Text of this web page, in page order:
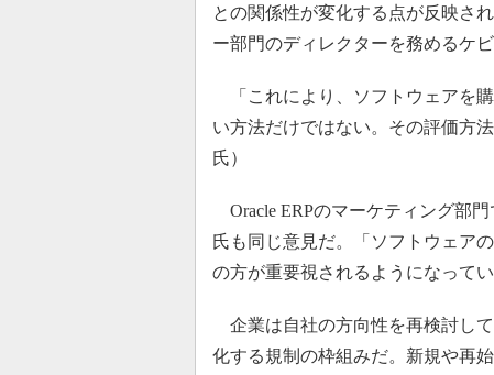
との関係性が変化する点が反映さ
ー部門のディレクターを務めるケ
「これにより、ソフトウェアを
い方法だけではない。その評価方
氏）
Oracle ERPのマーケティング部
氏も同じ意見だ。「ソフトウェア
の方が重要視されるようになってい
企業は自社の方向性を再検討し
化する規制の枠組みだ。新規や再